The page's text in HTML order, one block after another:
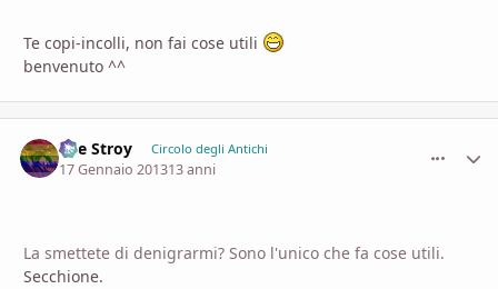
Te copi-incolli, non fai cose utili
benvenuto ^^
The Stroy Circolo degli Antichi
17 Gennaio 201313 anni
La smettete di denigrarmi? Sono l'unico che fa cose utili.
Secchione.